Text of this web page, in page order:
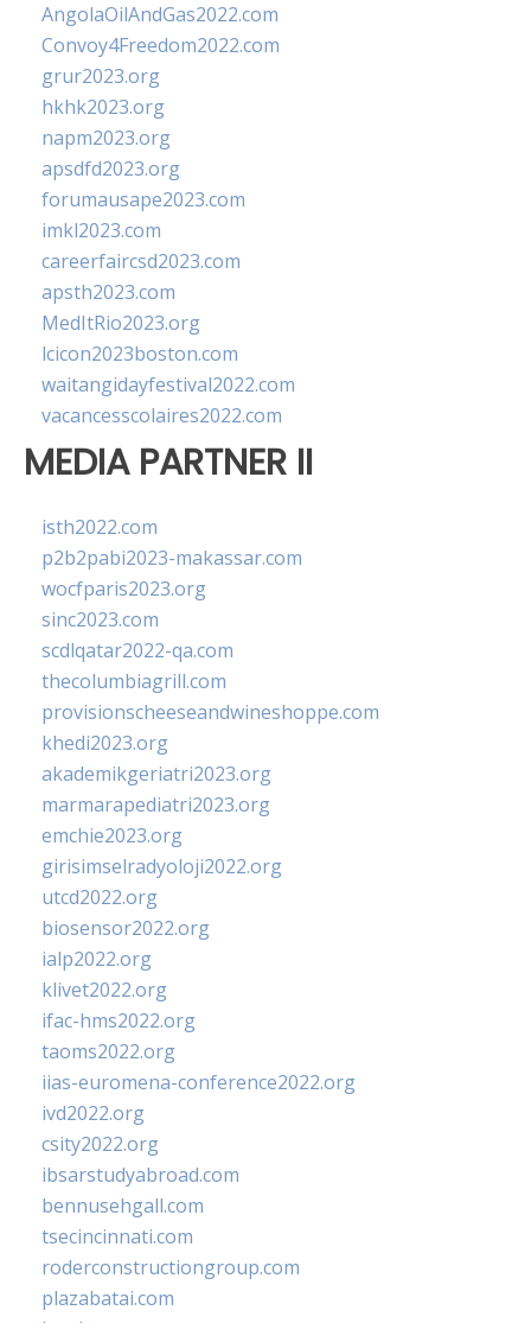
AngolaOilAndGas2022.com
Convoy4Freedom2022.com
grur2023.org
hkhk2023.org
napm2023.org
apsdfd2023.org
forumausape2023.com
imkl2023.com
careerfaircsd2023.com
apsth2023.com
MedItRio2023.org
lcicon2023boston.com
waitangidayfestival2022.com
vacancesscolaires2022.com
MEDIA PARTNER II
isth2022.com
p2b2pabi2023-makassar.com
wocfparis2023.org
sinc2023.com
scdlqatar2022-qa.com
thecolumbiagrill.com
provisionscheeseandwineshoppe.com
khedi2023.org
akademikgeriatri2023.org
marmarapediatri2023.org
emchie2023.org
girisimselradyoloji2022.org
utcd2022.org
biosensor2022.org
ialp2022.org
klivet2022.org
ifac-hms2022.org
taoms2022.org
iias-euromena-conference2022.org
ivd2022.org
csity2022.org
ibsarstudyabroad.com
bennusehgall.com
tsecincinnati.com
roderconstructiongroup.com
plazabatai.com